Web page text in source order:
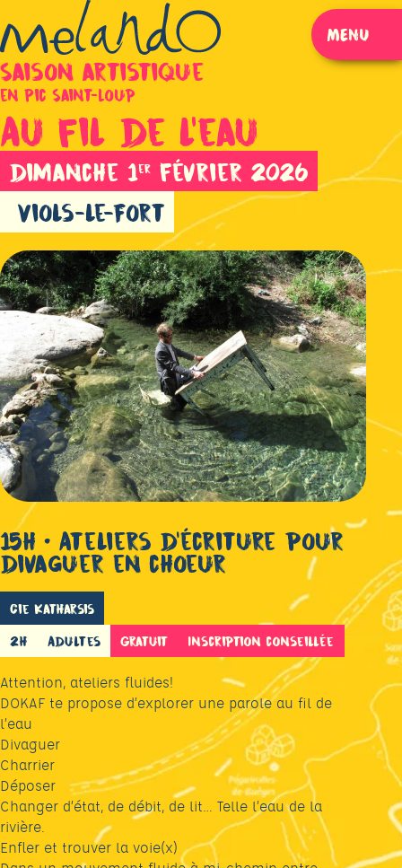
Saison artistique
en Pic Saint-Loup
MENU
FERMER
Au fil de l’eau
dimanche 1er février 2026
Viols-le-Fort
15h • Ateliers d’écriture pour
divaguer en choeur
Cie Katharsis
2h
Adultes Gratuit Inscription conseillée
Attention, ateliers fluides!
DOKAF te propose d’explorer une parole au fil de
l’eau
Divaguer
Charrier
Déposer
Changer d’état, de débit, de lit… Telle l’eau de la
rivière.
Enfler et trouver la voie(x)